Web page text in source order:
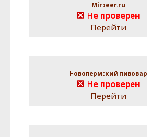
Mirbeer.ru
Не проверен
Перейти
Новопермский пивовар
Не проверен
Перейти